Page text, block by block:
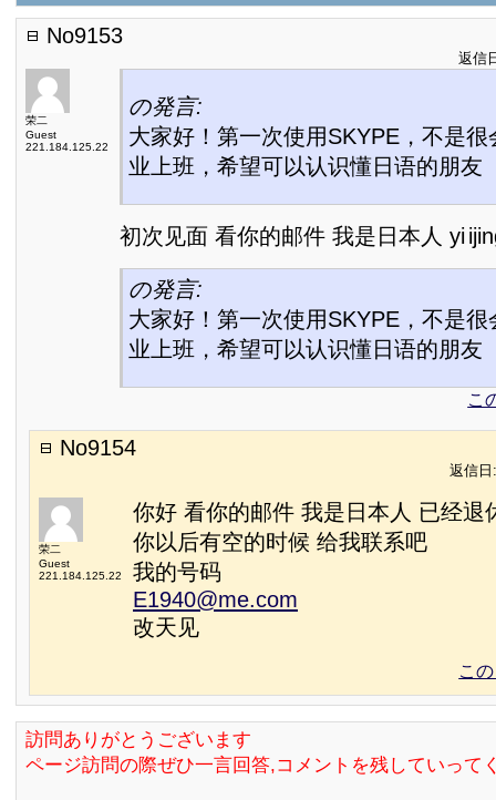
No9153
返信
荣二
Guest
221.184.125.22
の発言:
大家好！第一次使用SKYPE，不是
业上班，希望可以认识懂日语的朋友
初次见面 看你的邮件 我是日本人 yi
の発言:
大家好！第一次使用SKYPE，不是
业上班，希望可以认识懂日语的朋友
こ
No9154
返信
荣二
Guest
221.184.125.22
你好 看你的邮件 我是日本人 已经退
你以后有空的时候 给我联系吧
我的号码
E1940@me.com
改天见
こ
訪問ありがとうございます
ページ訪問の際ぜひ一言回答,コメントを残していって